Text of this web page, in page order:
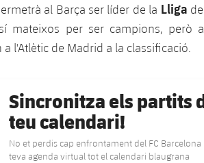
al Barça ser líder de la Lliga
mateixos per ser campions, però
l'Atlètic de Madrid a la classificació.
Sincronitza els partits
teu calendari!
No et perdis cap enfrontament del FC
teva agenda virtual tot el calendari blaugrana